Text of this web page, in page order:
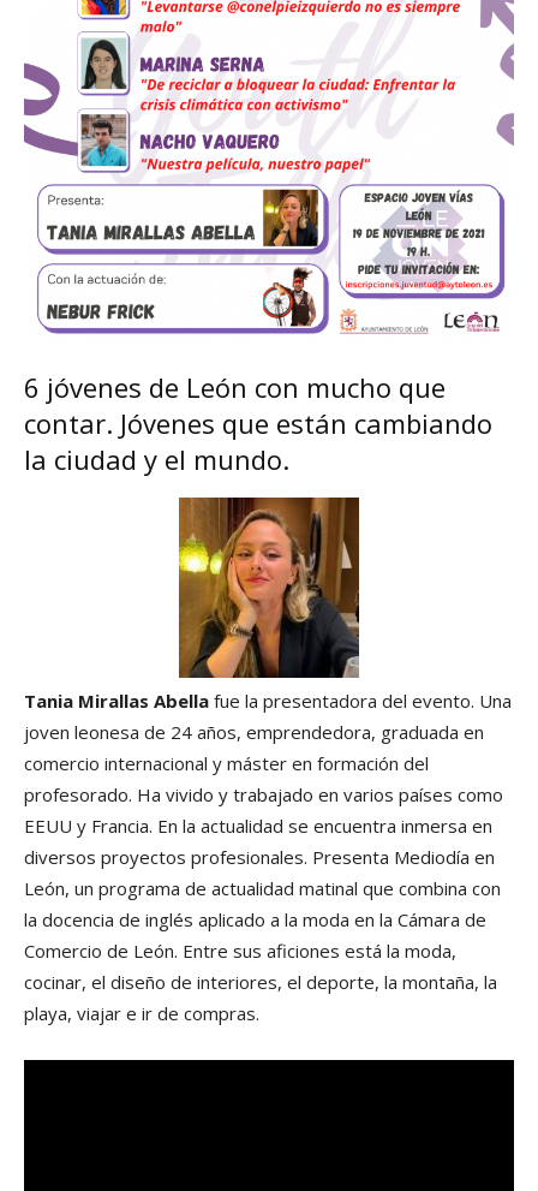
6 jóvenes de León con mucho que
contar. Jóvenes que están cambiando
la ciudad y el mundo.
Tania Mirallas Abella fue la presentadora del evento. Una
joven leonesa de 24 años, emprendedora, graduada en
comercio internacional y máster en formación del
profesorado. Ha vivido y trabajado en varios países como
EEUU y Francia. En la actualidad se encuentra inmersa en
diversos proyectos profesionales. Presenta Mediodía en
León, un programa de actualidad matinal que combina con
la docencia de inglés aplicado a la moda en la Cámara de
Comercio de León. Entre sus aficiones está la moda,
cocinar, el diseño de interiores, el deporte, la montaña, la
playa, viajar e ir de compras.